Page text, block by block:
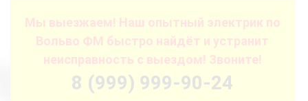
Мы выезжаем! Наш опытный электрик по
Вольво ФМ быстро найдёт и устранит
неисправность с выездом! Звоните!
8 (999) 999-90-24